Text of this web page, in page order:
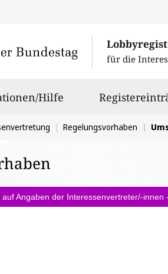
für die
Hilfe
Regelungsvorhaben
Angaben der Interessenvertreter/-innen -